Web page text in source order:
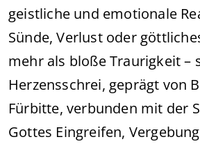
geistliche und emotionale
Sünde, Verlust oder
mehr als bloße Traurigkeit –
Herzensschrei, geprägt von
Fürbitte, verbunden mit der
Gottes Eingreifen,